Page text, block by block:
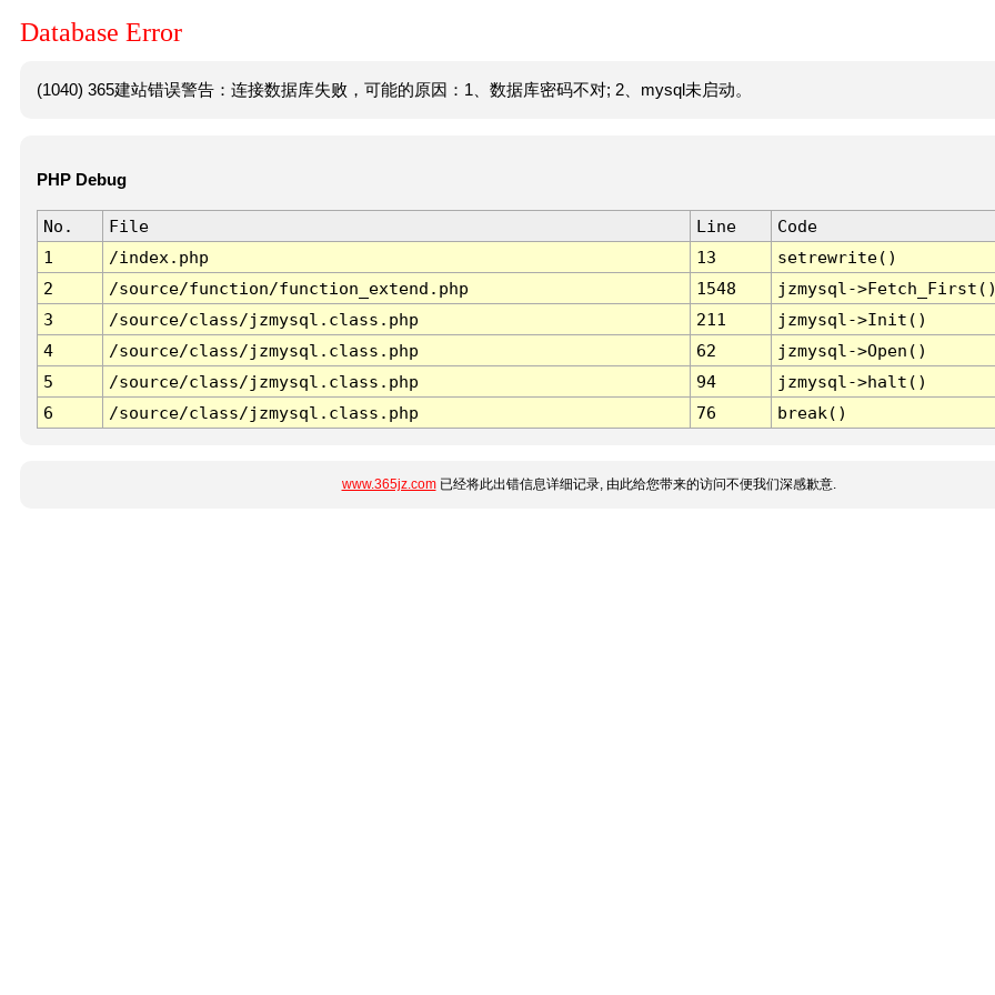
Database Error
(1040) 365建站错误警告：连接数据库失败，可能的原因：1、数据库密码不对; 2、mysql未启动。
PHP Debug
No. File Line
Code
1
/index.php 13
setrewrite()
2
/source/function/function_extend.php 1548
jzmysql-
3
/source/class/jzmysql.class.php 211
jzmysql->Init()
4
/source/class/jzmysql.class.php 62
jzmysql->Open()
5
/source/class/jzmysql.class.php 94
jzmysql->halt()
6
/source/class/jzmysql.class.php 76 break()
www.365jz.com已经将此出错信息详细记录, 由此给您带来的访问不便我们深感歉意.